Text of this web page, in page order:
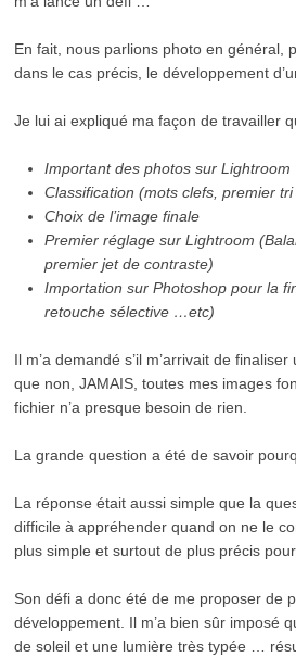
En fait, nous parlions photo en général,
dans le cas précis, le développement
Je lui ai expliqué ma façon de travailler
Important des photos sur Lightroom
Classification (mots clefs, premier
Choix de l’image finale
Premier réglage sur Lightroom
premier jet de contraste)
Importation sur Photoshop pour la
retouche sélective …etc)
Il m’a demandé s’il m’arrivait de
que non, JAMAIS, toutes mes images
fichier n’a presque besoin de rien.
La grande question a été de savoir
La réponse était aussi simple que la
difficile à appréhender quand on ne le
plus simple et surtout de plus précis
Son défi a donc été de me proposer de
développement. Il m’a bien sûr imposé
de soleil et une lumière très typée …